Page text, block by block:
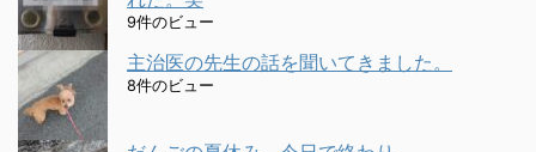
9件のビュー
主治医の先生の話を聞いてきました。
8件のビュー